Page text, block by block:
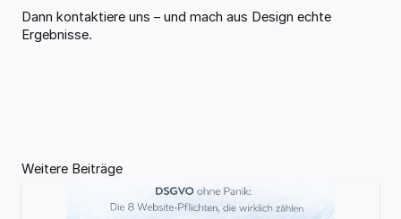
Home
01
Dann kontaktiere uns – und mach aus Design echte
Ergebnisse.
Weitere Beiträge